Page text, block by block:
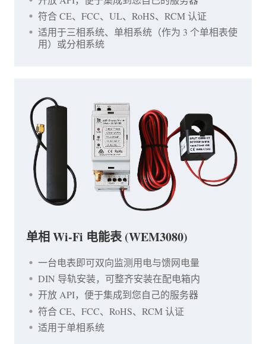
符合 CE、FCC、UL、RoHS、RCM 认证
适用于三相系统、单相系统（作为 3 个单相表使
用）或分相系统
单相 Wi-Fi 电能表 (WEM3080)
一台电表即可双向监测用电与馈网电量
DIN 导轨安装，可整齐安装在配电箱内
开放 API，便于集成到您自己的服务器
符合 CE、FCC、RoHS、RCM 认证
适用于单相系统